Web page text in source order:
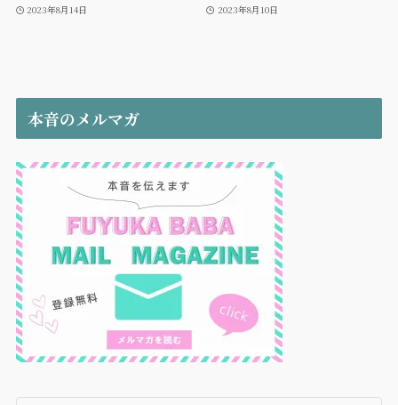
2023年8月14日 2023年8月10日
本音のメルマガ